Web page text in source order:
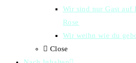
Wir sind nur Gast auf
Rose
Wir weihn wie du
Close